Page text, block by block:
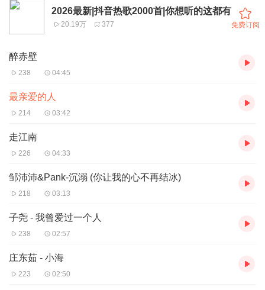
2026最新|抖音热歌2000首|你想听的这都有
20.19万 377 免费订阅
醉赤壁
238 04:45
最亲爱的人
214 03:42
走江南
226 04:33
邹沛沛&Pank-沉溺 (你让我的心不再结冰)
218 03:13
子尧 - 我曾爱过一个人
238 02:57
庄东茹 - 小海
223 02:50